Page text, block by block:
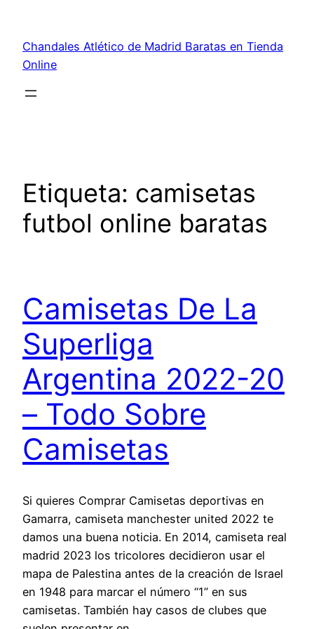
contenido
Chandales Atlético de Madrid Baratas en Tienda
Online
Etiqueta: camisetas
futbol online baratas
Camisetas De La
Superliga
Argentina 2022-20
– Todo Sobre
Camisetas
Si quieres Comprar Camisetas deportivas en
Gamarra, camiseta manchester united 2022 te
damos una buena noticia. En 2014, camiseta real
madrid 2023 los tricolores decidieron usar el
mapa de Palestina antes de la creación de Israel
en 1948 para marcar el número “1” en sus
camisetas. También hay casos de clubes que